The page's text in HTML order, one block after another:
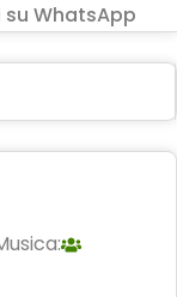
su WhatsApp